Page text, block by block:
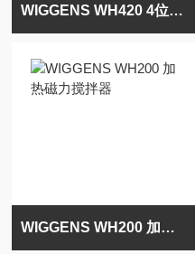
WIGGENS WH420 4位加热磁力搅拌器
WIGGENS WH200 加热磁力搅拌器